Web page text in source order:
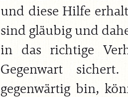
und diese Hilfe
sind gläubig und
in das richtige
Gegenwart
gegenwärtig bin,